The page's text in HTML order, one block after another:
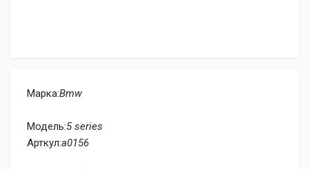
Марка:Bmw
Модель:5 series
Арткул:a0156